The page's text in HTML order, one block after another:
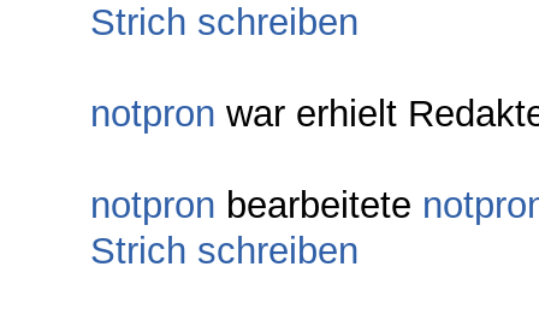
Strich schreiben
notpron war erhielt
notpron bearbeitete
Strich schreiben